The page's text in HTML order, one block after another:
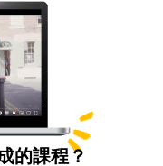
的課程？